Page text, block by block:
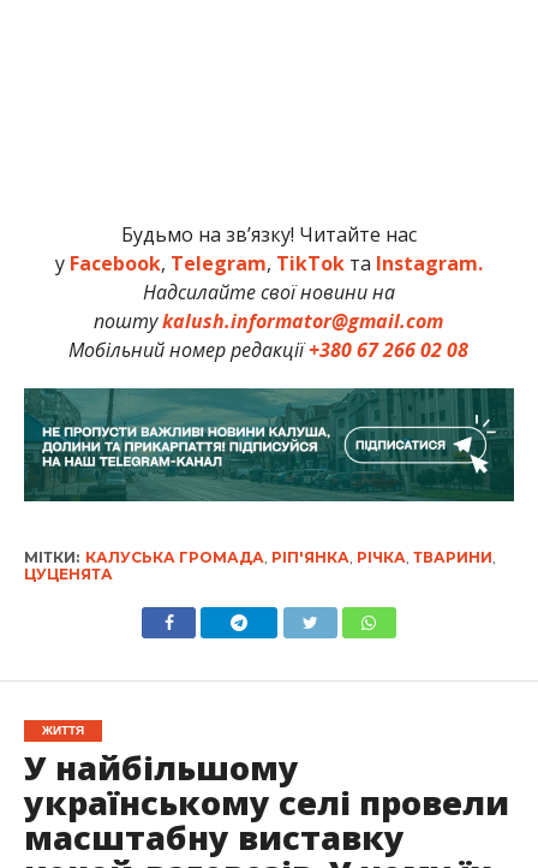
Будьмо на зв’язку! Читайте нас
у Facebook, Telegram, TikTokта Instagram.
Надсилайте свої новини на
поштуkalush.informator@gmail.com
Мобільний номер редакції+380 67 266 02 08
МІТКИ: КАЛУСЬКА ГРОМАДА РІП'ЯНКА РІЧКА ТВАРИНИ
ЦУЦЕНЯТА
ЖИТТЯ
У найбільшому
українському селі провели
масштабну виставку